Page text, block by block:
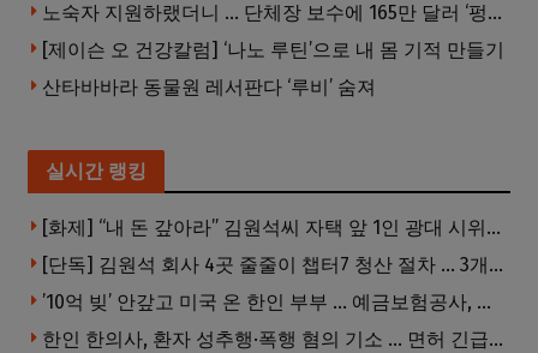
노숙자 지원하랬더니 … 단체장 보수에 165만 달러 ‘펑펑’
[제이슨 오 건강칼럼] ‘나노 루틴’으로 내 몸 기적 만들기
산타바바라 동물원 레서판다 ‘루비’ 숨져
실시간 랭킹
[화제] “내 돈 갚아라” 김원석씨 자택 앞 1인 광대 시위 … 한인 투자사, “108만 달러 못받아”
[단독] 김원석 회사 4곳 줄줄이 챕터7 청산 절차 … 3개 법인 같은 날 동시 파산 신청
’10억 빚’ 안갚고 미국 온 한인 부부 … 예금보험공사, 미국서 소송
한인 한의사, 환자 성추행·폭행 혐의 기소 … 면허 긴급정지